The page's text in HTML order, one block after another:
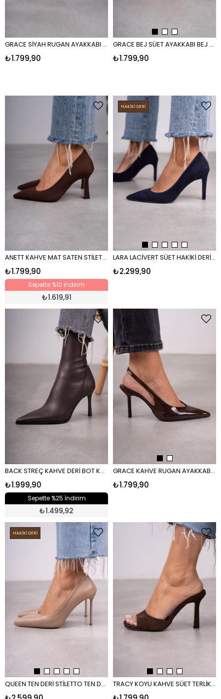
GRACE SİYAH RUGAN AYAKKABI SİYAH RUGAN
₺1.799,90
GRACE BEJ SÜET AYAKKABI BEJ SÜET
₺1.799,90
ANETT KAHVE MAT SATEN STİLETTO KAHVE
₺1.799,90
Sepette %10 İndirim
₺1.619,91
LARA LACİVERT SÜET HAKİKİ DERİ STİLETTO LACİVERT
₺2.299,90
HAKİKİ DERİ
BACK STREÇ KAHVE DERİ BOT KAHVE
₺1.999,90
Sepette %25 İndirim
₺1.499,92
GRACE KAHVE RUGAN AYAKKABI KAHVE
₺1.799,90
QUEEN TEN DERİ STİLETTO TEN DERİ
HAKİKİ DERİ
TRACY KOYU KAHVE SÜET TERLİK KAHVE SÜET